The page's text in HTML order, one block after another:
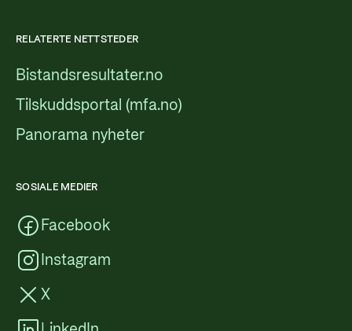
RELATERTE NETTSTEDER
Bistandsresultater.no
Tilskuddsportal (mfa.no)
Panorama nyheter
SOSIALE MEDIER
Facebook
Instagram
X